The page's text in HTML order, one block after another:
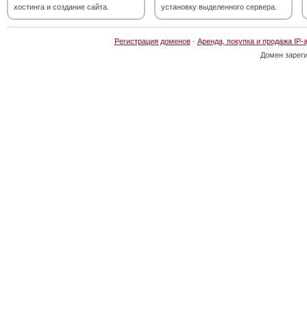
хостинга и создание сайта.
установку выделенного сервера.
Регистрация доменов· Аренда, покупка и продажа IP-
Домен